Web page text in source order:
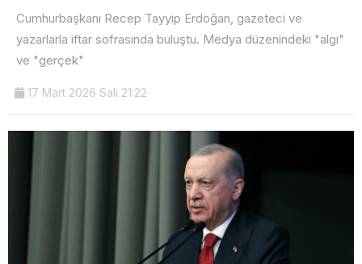
Cumhurbaşkanı Recep Tayyip Erdoğan, gazeteci ve
yazarlarla iftar sofrasında buluştu. Medya düzenindeki "algı"
ve "gerçek"
17 Mart 2026 Salı 21:22